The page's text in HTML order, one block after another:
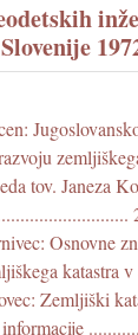
tov. Janeza
Osnovne
katastra
Zemljiški